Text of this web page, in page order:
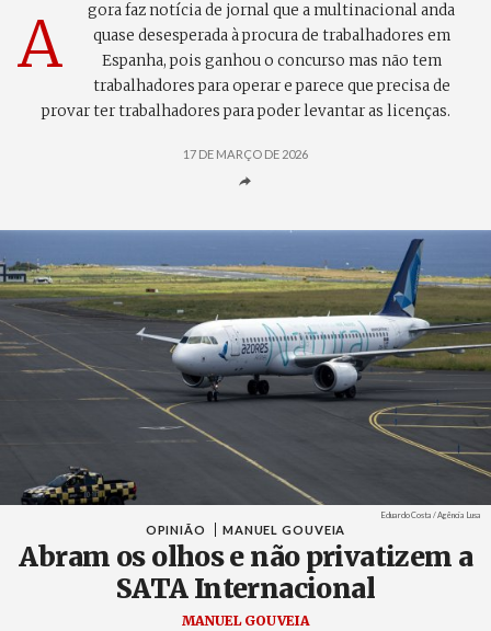
A
gora faz notícia de jornal que a multinacional anda
quase desesperada à procura de trabalhadores em
Espanha, pois ganhou o concurso mas não tem
trabalhadores para operar e parece que precisa de
provar ter trabalhadores para poder levantar as licenças.
17 DE MARÇO DE 2026
Créditos
Eduardo Costa / Agência Lusa
OPINIÃO MANUEL GOUVEIA
Abram os olhos e não privatizem a
SATA Internacional
MANUEL GOUVEIA